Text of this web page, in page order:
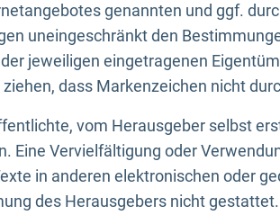
genannten und ggf.
uneingeschränkt den
jeweiligen eingetragenen
dass Markenzeichen nicht
vom Herausgeber selbst
Eine Vervielfältigung oder
in anderen elektronischen oder
des Herausgebers nicht gestattet.